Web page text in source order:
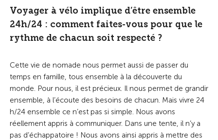
Voyager à vélo implique d’être ensemble
24h/24 : comment faites-vous pour que le
rythme de chacun soit respecté ?
Cette vie de nomade nous permet aussi de passer du
temps en famille, tous ensemble à la découverte du
monde. Pour nous, il est précieux. Il nous permet de grandir
ensemble, à l’écoute des besoins de chacun. Mais vivre 24
h/24 ensemble ce n’est pas si simple. Nous avons
réellement appris à communiquer. Dans une tente, il n’y a
pas d’échappatoire ! Nous avons ainsi appris à mettre des